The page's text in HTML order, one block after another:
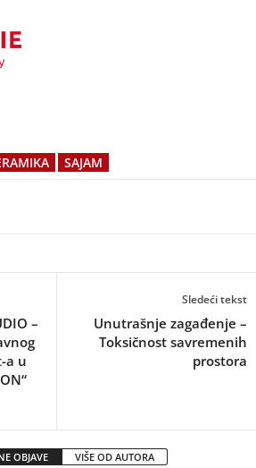
SAJAM
–
a u
Sledeći tekst
Unutrašnje zagađenje –
Toksičnost savremenih
prostora
OBJAVE VIŠE OD AUTORA